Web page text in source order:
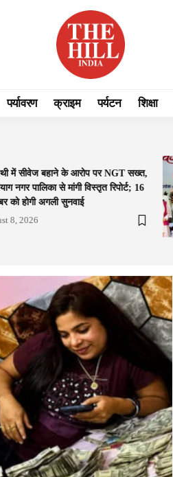
पर्यावरण क्राइम पर्यटन शिक्षा
में सीवेज बहाने के आरोप पर NGT सख्त,
नगर पालिका से मांगी विस्तृत रिपोर्ट; 16
को होगी अगली सुनवाई
8, 2026